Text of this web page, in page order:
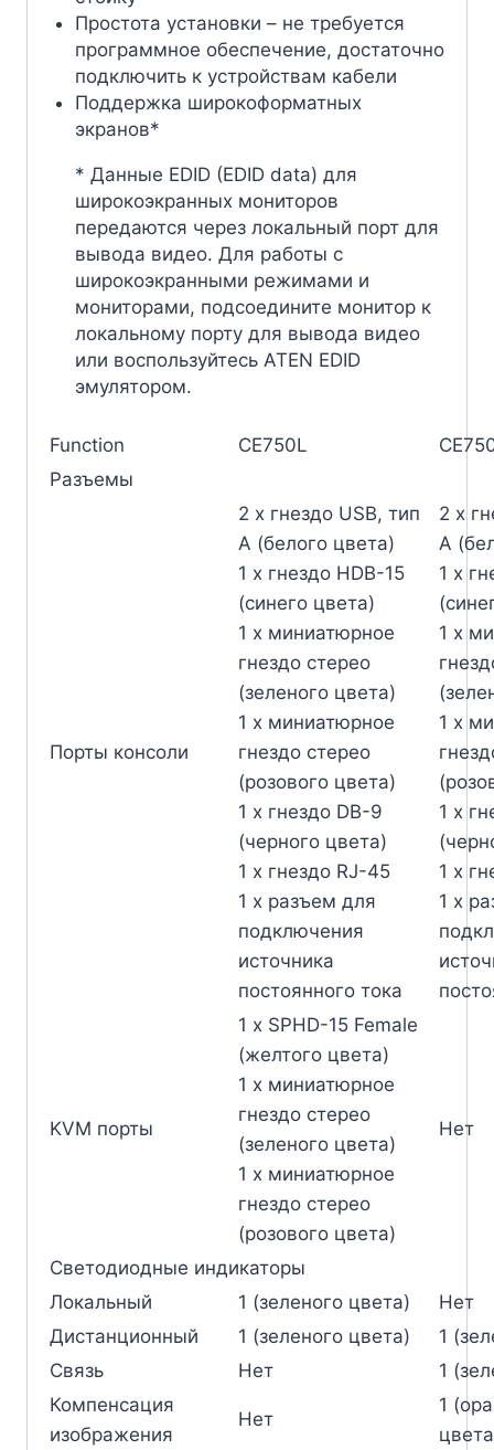
Простота установки – не требуется
программное обеспечение, достаточно
подключить к устройствам кабели
Поддержка широкоформатных
экранов*
* Данные EDID (EDID data) для
широкоэкранных мониторов
передаются через локальный порт для
вывода видео. Для работы с
широкоэкранными режимами и
мониторами, подсоедините монитор к
локальному порту для вывода видео
или воспользуйтесь ATEN EDID
эмулятором.
Function CE750L
Разъемы
Порты консоли
2 x гнездо USB, тип
А (белого цвета)
1 x гнездо HDB-15
(синего цвета)
1 x миниатюрное
гнездо стерео
(зеленого цвета)
1 x миниатюрное
гнездо стерео
(розового цвета)
1 x гнездо DB-9
(черного цвета)
1 x гнездо RJ-45
1 x разъем для
подключения
источника
постоянного тока
2 x
А
1 x
1 x
1 x
1 x
1 x
1 x
KVM порты
1 x SPHD-15 Female
(желтого цвета)
1 x миниатюрное
гнездо стерео
(зеленого цвета)
1 x миниатюрное
гнездо стерео
(розового цвета)
Нет
Светодиодные индикаторы
Локальный
1 (зеленого цвета)
Нет
Дистанционный
1 (зеленого цвета)
1
Связь
Нет
1
Компенсация
изображения
Нет
1